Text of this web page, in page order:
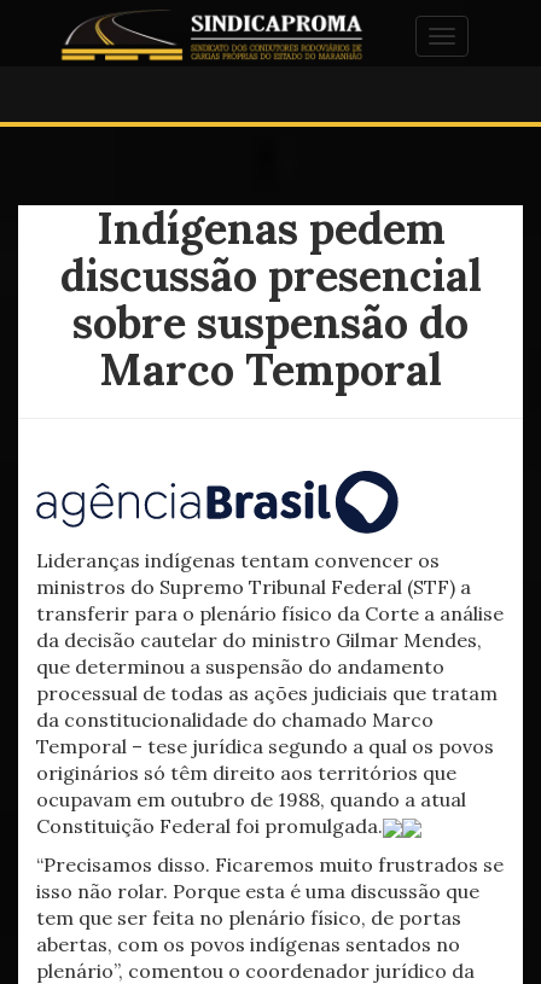
Alternar
Indígenas pedem
discussão presencial
sobre suspensão do
Marco Temporal
Lideranças indígenas tentam convencer os
ministros do Supremo Tribunal Federal (STF) a
transferir para o plenário físico da Corte a análise
da decisão cautelar do ministro Gilmar Mendes,
que determinou a suspensão do andamento
processual de todas as ações judiciais que tratam
da constitucionalidade do chamado Marco
Temporal – tese jurídica segundo a qual os povos
originários só têm direito aos territórios que
ocupavam em outubro de 1988, quando a atual
Constituição Federal foi promulgada.
“Precisamos disso. Ficaremos muito frustrados se
isso não rolar. Porque esta é uma discussão que
tem que ser feita no plenário físico, de portas
abertas, com os povos indígenas sentados no
plenário”, comentou o coordenador jurídico da